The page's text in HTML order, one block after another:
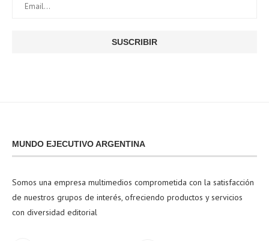
MUNDO EJECUTIVO ARGENTINA
Somos una empresa multimedios comprometida con la satisfacción
de nuestros grupos de interés, ofreciendo productos y servicios
con diversidad editorial